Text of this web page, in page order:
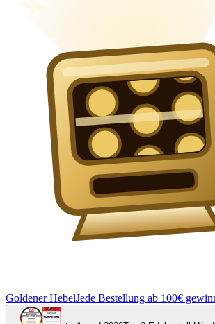
Goldener HebelJede Bestellung ab 100€